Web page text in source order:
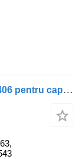
Butuc roata Scania butuc frontal 1724406 pentru cap tractor Scania R480